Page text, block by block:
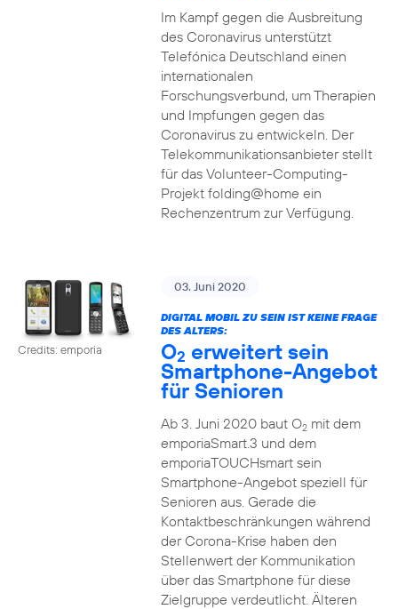
Im Kampf gegen die Ausbreitung
des Coronavirus unterstützt
Telefónica Deutschland einen
internationalen
Forschungsverbund, um Therapien
und Impfungen gegen das
Coronavirus zu entwickeln. Der
Telekommunikationsanbieter stellt
für das Volunteer-Computing-
Projekt folding@home ein
Rechenzentrum zur Verfügung.
Credits: emporia
03. Juni 2020
DIGITAL MOBIL ZU SEIN IST KEINE FRAGE
DES ALTERS:
O2 erweitert sein
Smartphone-Angebot
für Senioren
Ab 3. Juni 2020 baut O2mit dem
emporiaSmart.3 und dem
emporiaTOUCHsmart sein
Smartphone-Angebot speziell für
Senioren aus. Gerade die
Kontaktbeschränkungen während
der Corona-Krise haben den
Stellenwert der Kommunikation
über das Smartphone für diese
Zielgruppe verdeutlicht. Älteren